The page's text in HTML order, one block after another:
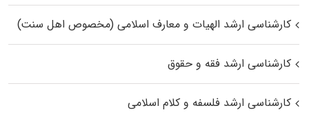
کارشناسی ارشد الهیات و معارف اسلامی (مخصوص اهل سنت)
کارشناسی ارشد فقه و حقوق
کارشناسی ارشد فلسفه و کلام اسلامی